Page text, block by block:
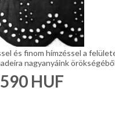
és finom hímzéssel a
nagyanyáink
HUF